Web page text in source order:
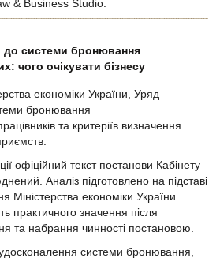
& Business Studio.
до системи бронювання
чого очікувати бізнесу
економіки України, Уряд
бронювання
та критеріїв визначення
офіційний текст постанови Кабінету
Аналіз підготовлено на підставі
Міністерства економіки України.
практичного значення після
та набрання чинності постановою.
системи бронювання,